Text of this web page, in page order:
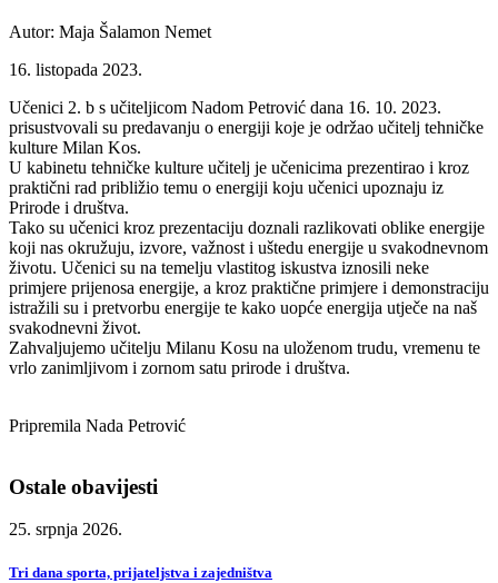
Autor: Maja Šalamon Nemet
16. listopada 2023.
Učenici 2. b s učiteljicom Nadom Petrović dana 16. 10. 2023.
prisustvovali su predavanju o energiji koje je održao učitelj tehničke
kulture Milan Kos.
U kabinetu tehničke kulture učitelj je učenicima prezentirao i kroz
praktični rad približio temu o energiji koju učenici upoznaju iz
Prirode i društva.
Tako su učenici kroz prezentaciju doznali razlikovati oblike energije
koji nas okružuju, izvore, važnost i uštedu energije u svakodnevnom
životu. Učenici su na temelju vlastitog iskustva iznosili neke
primjere prijenosa energije, a kroz praktične primjere i demonstraciju
istražili su i pretvorbu energije te kako uopće energija utječe na naš
svakodnevni život.
Zahvaljujemo učitelju Milanu Kosu na uloženom trudu, vremenu te
vrlo zanimljivom i zornom satu prirode i društva.
Pripremila Nada Petrović
Ostale obavijesti
25. srpnja 2026.
Tri dana sporta, prijateljstva i zajedništva